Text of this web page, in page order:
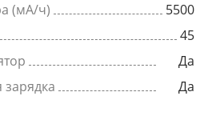
(мА/ч)
5500
45
Да
Да